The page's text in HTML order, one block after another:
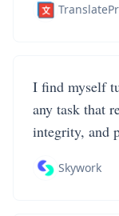
I find myself
any task that
integrity, and
Skywork